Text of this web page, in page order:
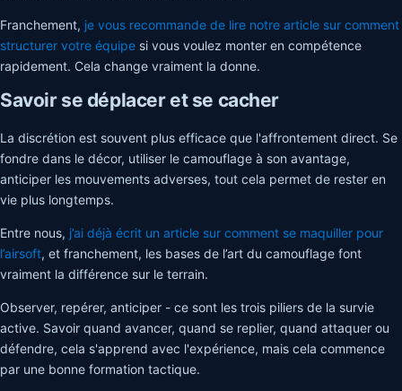
Franchement, je vous recommande de lire notre article sur comment
structurer votre équipe si vous voulez monter en compétence
rapidement. Cela change vraiment la donne.
Savoir se déplacer et se cacher
La discrétion est souvent plus efficace que l'affrontement direct. Se
fondre dans le décor, utiliser le camouflage à son avantage,
anticiper les mouvements adverses, tout cela permet de rester en
vie plus longtemps.
Entre nous, j’ai déjà écrit un article sur comment se maquiller pour
l’airsoft, et franchement, les bases de l’art du camouflage font
vraiment la différence sur le terrain.
Observer, repérer, anticiper - ce sont les trois piliers de la survie
active. Savoir quand avancer, quand se replier, quand attaquer ou
défendre, cela s'apprend avec l'expérience, mais cela commence
par une bonne formation tactique.